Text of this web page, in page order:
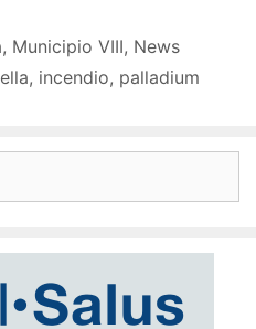
, Municipio VIII, News
, incendio, palladium